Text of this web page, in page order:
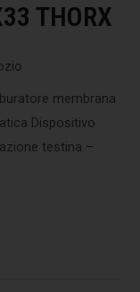
THORX
membrana
Dispositivo
testina –